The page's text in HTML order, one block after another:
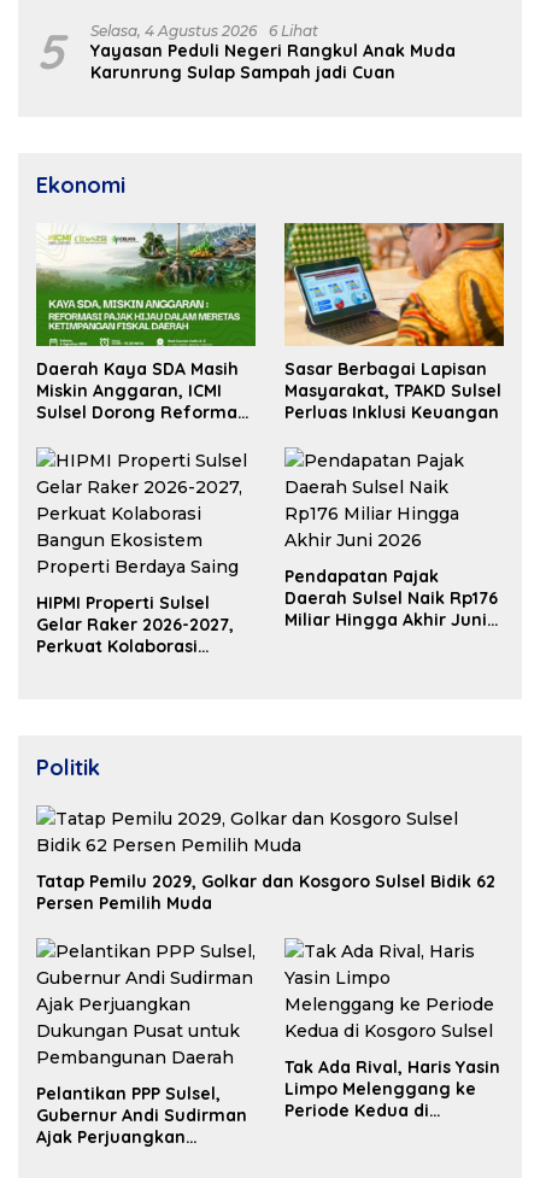
5 Selasa, 4 Agustus 2026 6 Lihat
Yayasan Peduli Negeri Rangkul Anak Muda
Karunrung Sulap Sampah jadi Cuan
Ekonomi
Daerah Kaya SDA Masih
Miskin Anggaran, ICMI
Sulsel Dorong Reformasi
Sasar Berbagai Lapisan
Masyarakat, TPAKD Sulsel
Perluas Inklusi Keuangan
HIPMI Properti Sulsel
Gelar Raker 2026-2027,
Perkuat Kolaborasi
Pendapatan Pajak
Daerah Sulsel Naik Rp176
Miliar Hingga Akhir Juni
Politik
Tatap Pemilu 2029, Golkar dan Kosgoro Sulsel Bidik 62
Persen Pemilih Muda
Pelantikan PPP Sulsel,
Gubernur Andi Sudirman
Ajak Perjuangkan
Tak Ada Rival, Haris Yasin
Limpo Melenggang ke
Periode Kedua di